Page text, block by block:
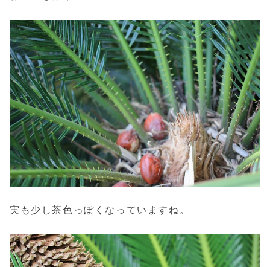
実も少し茶色っぽくなっていますね。